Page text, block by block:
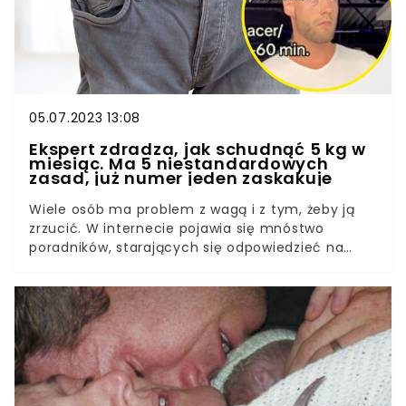
05.07.2023 13:08
Ekspert zdradza, jak schudnąć 5 kg w
miesiąc. Ma 5 niestandardowych
zasad, już numer jeden zaskakuje
Wiele osób ma problem z wagą i z tym, żeby ją
zrzucić. W internecie pojawia się mnóstwo
poradników, starających się odpowiedzieć na
sugerować, ale nie można ślepo za nimi podążać.
Powinno się za to słuchać rad ekspertów w
dziedzinie odżywiania i treningów, aby wszystko
odbywało się mądrze. Jeden z trenerów, który
cieszy się dużym autorytetem w sieci,
przedstawił 5 nietypowych sposobów, aby zrzucić
zbędne kilogramy.